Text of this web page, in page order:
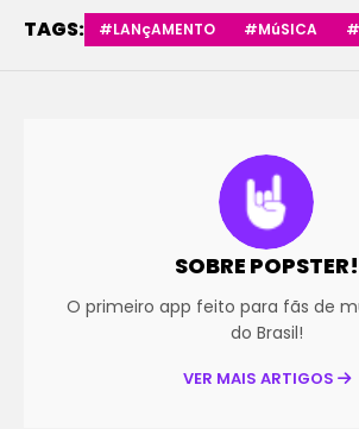
TAGS: #LANçAMENTO #MúSICA
SOBRE POPSTER!
O primeiro app feito para fãs de
do Brasil!
VER MAIS ARTIGOS